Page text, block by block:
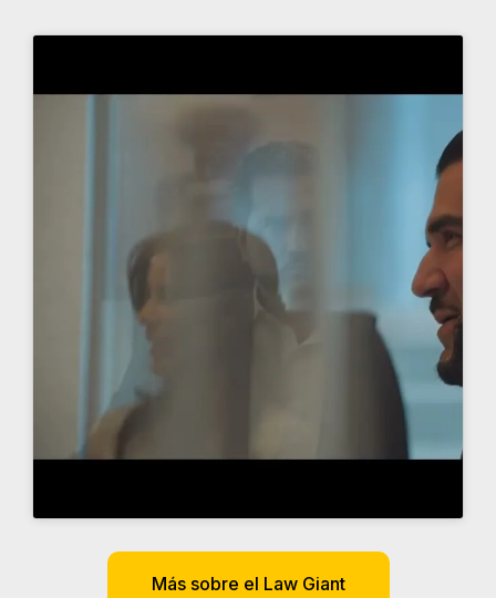
Más sobre el Law Giant
$6.5Millones
Choque de vehículos
comerciales